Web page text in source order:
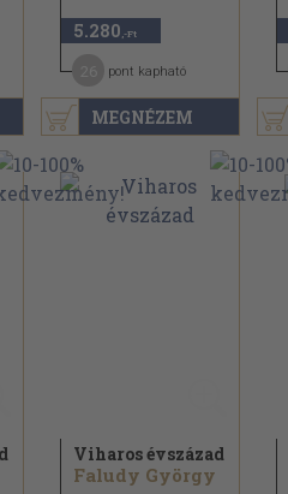
MEGNÉZEM
5.280 ,-Ft
pont kapható
Viharos évszázad
Faludy György